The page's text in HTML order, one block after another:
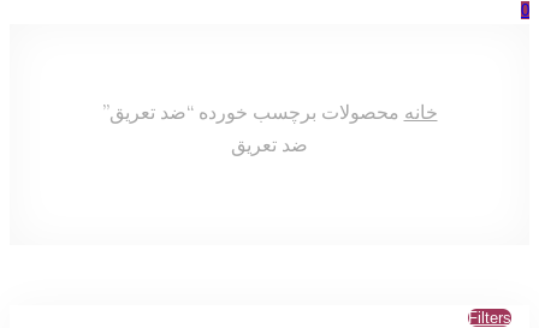
0
خانه محصولات برچسب خورده “ضد تعریق”
ضد تعریق
Filters